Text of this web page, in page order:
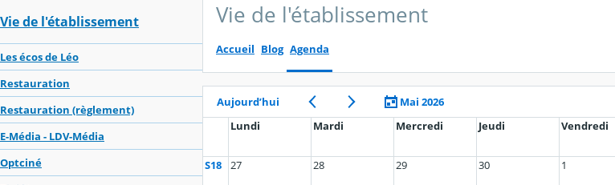
Vie de l'établissement
Les écos de Léo
Restauration
Restauration (règlement)
E-Média - LDV-Média
Optciné
Vie de l'établissement
Accueil Blog Agenda
Aujourd’hui Mai 2026
Lundi
Mardi Mercredi Jeudi Vendredi
S18 27 28 29 30 1